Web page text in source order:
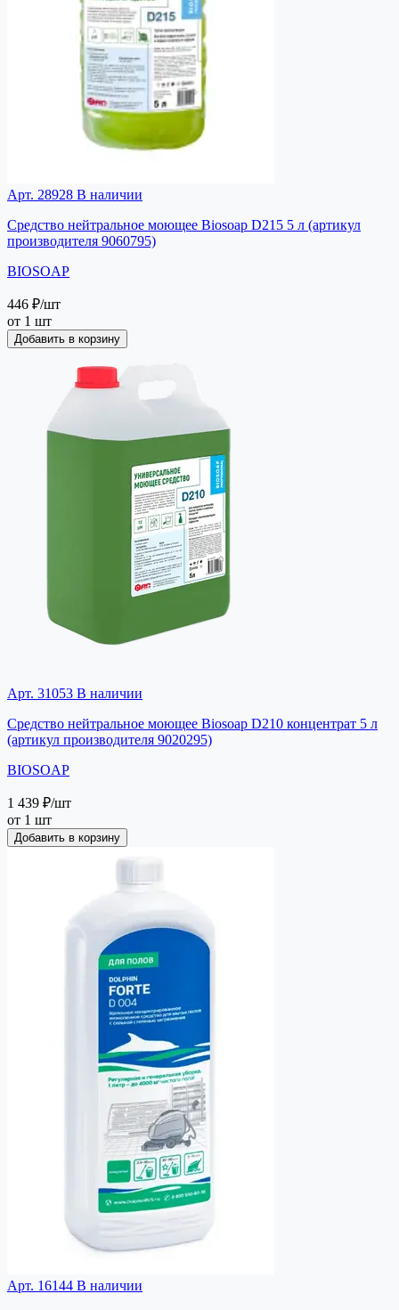
Арт. 28928 В наличии
Средство нейтральное моющее Biosoap D215 5 л (артикул
производителя 9060795)
BIOSOAP
446 ₽/шт
от 1 шт
Добавить в корзину
Арт. 31053 В наличии
Средство нейтральное моющее Biosoap D210 концентрат 5 л
(артикул производителя 9020295)
BIOSOAP
1 439 ₽/шт
от 1 шт
Добавить в корзину
Арт. 16144 В наличии